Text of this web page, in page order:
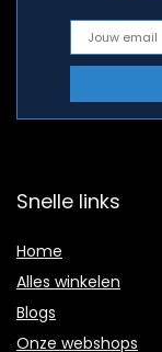
Snelle links
Home
Alles winkelen
Blogs
Onze webshops